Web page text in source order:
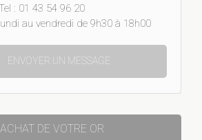
: 01 43 54 96 20
au vendredi de 9h30 à 18h00
ENVOYER UN MESSAGE
DE VOTRE OR